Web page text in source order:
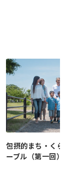
包摂的まち・くら
ーブル（第一回）